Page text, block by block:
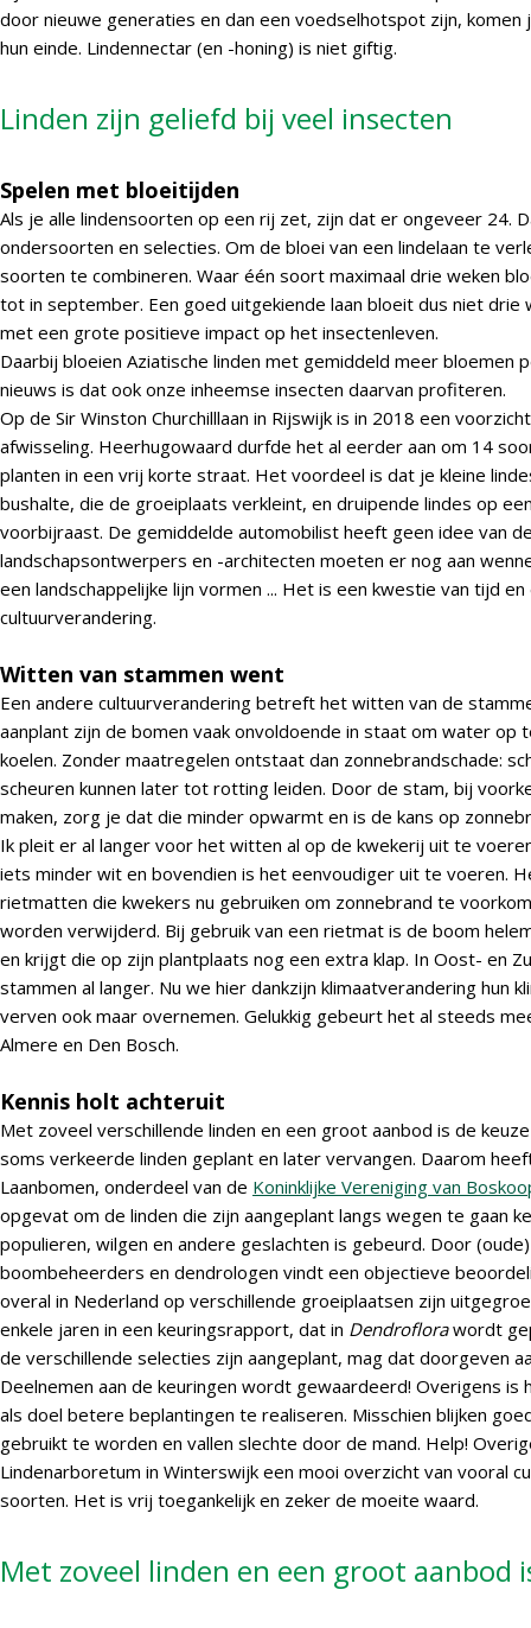
door nieuwe generaties en dan een voedselhotspot zijn, komen
hun einde. Lindennectar (en -honing) is niet giftig.
Linden zijn geliefd bij veel insecten
Spelen met bloeitijden
Als je alle lindensoorten op een rij zet, zijn dat er ongeveer 24.
ondersoorten en selecties. Om de bloei van een lindelaan te
soorten te combineren. Waar één soort maximaal drie weken
tot in september. Een goed uitgekiende laan bloeit dus niet drie
met een grote positieve impact op het insectenleven.
Daarbij bloeien Aziatische linden met gemiddeld meer bloemen
nieuws is dat ook onze inheemse insecten daarvan profiteren.
Op de Sir Winston Churchilllaan in Rijswijk is in 2018 een
afwisseling. Heerhugowaard durfde het al eerder aan om 14
planten in een vrij korte straat. Het voordeel is dat je kleine
bushalte, die de groeiplaats verkleint, en druipende lindes op
voorbijraast. De gemiddelde automobilist heeft geen idee van
landschapsontwerpers en -architecten moeten er nog aan
een landschappelijke lijn vormen ... Het is een kwestie van tijd
cultuurverandering.
Witten van stammen went
Een andere cultuurverandering betreft het witten van de
aanplant zijn de bomen vaak onvoldoende in staat om water op
koelen. Zonder maatregelen ontstaat dan zonnebrandschade:
scheuren kunnen later tot rotting leiden. Door de stam, bij
maken, zorg je dat die minder opwarmt en is de kans op
Ik pleit er al langer voor het witten al op de kwekerij uit te
iets minder wit en bovendien is het eenvoudiger uit te voeren.
rietmatten die kwekers nu gebruiken om zonnebrand te
worden verwijderd. Bij gebruik van een rietmat is de boom
en krijgt die op zijn plantplaats nog een extra klap. In Oost- en
stammen al langer. Nu we hier dankzijn klimaatverandering hun
verven ook maar overnemen. Gelukkig gebeurt het al steeds
Almere en Den Bosch.
Kennis holt achteruit
Met zoveel verschillende linden en een groot aanbod is de
soms verkeerde linden geplant en later vervangen. Daarom
Laanbomen, onderdeel van de Koninklijke Vereniging van
opgevat om de linden die zijn aangeplant langs wegen te gaan
populieren, wilgen en andere geslachten is gebeurd. Door
boombeheerders en dendrologen vindt een objectieve
overal in Nederland op verschillende groeiplaatsen zijn
enkele jaren in een keuringsrapport, dat in Dendroflorawordt
de verschillende selecties zijn aangeplant, mag dat doorgeven
Deelnemen aan de keuringen wordt gewaardeerd! Overigens is
als doel betere beplantingen te realiseren. Misschien blijken
gebruikt te worden en vallen slechte door de mand. Help!
Lindenarboretum in Winterswijk een mooi overzicht van vooral
soorten. Het is vrij toegankelijk en zeker de moeite waard.
Met zoveel linden en een groot aanbod